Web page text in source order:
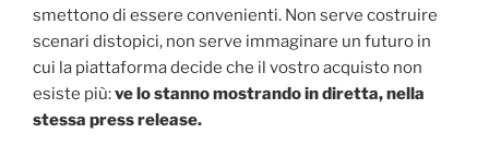
smettono di essere convenienti. Non serve costruire
scenari distopici, non serve immaginare un futuro in
cui la piattaforma decide che il vostro acquisto non
esiste più:ve lo stanno mostrando in diretta, nella
stessa press release.